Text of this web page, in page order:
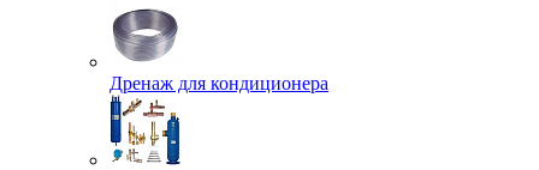
Дренаж для кондиционера